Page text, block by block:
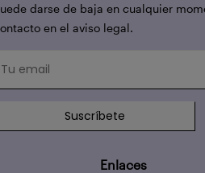
darse de baja en cualquier
en el aviso legal.
Suscríbete
Enlaces